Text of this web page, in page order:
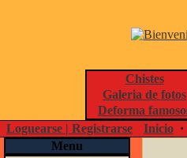
Chistes
Galeria de fotos
Deforma
Loguearse | Registrarse
Inicio ·
Menu